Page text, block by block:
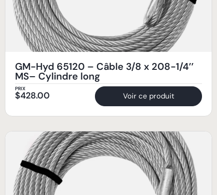
GM-Hyd 65120 – Câble 3/8 x 208-1/4’’
MS– Cylindre long
PRIX
$428.00 Voir ce produit